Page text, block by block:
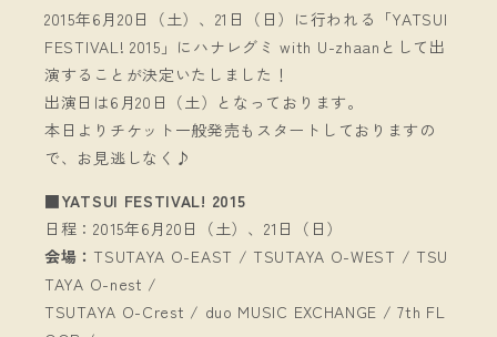
2015年6月20日（土）、21日（日）に行われる「YATSUI
FESTIVAL! 2015」にハナレグミ with U-zhaanとして出
演することが決定いたしました！
出演日は6月20日（土）となっております。
本日よりチケット一般発売もスタートしておりますの
で、お見逃しなく♪
■YATSUI FESTIVAL! 2015
日程：2015年6月20日（土）、21日（日）
会場： TSUTAYA O-EAST / TSUTAYA O-WEST / TSU
TAYA O-nest /
TSUTAYA O-Crest / duo MUSIC EXCHANGE / 7th FL